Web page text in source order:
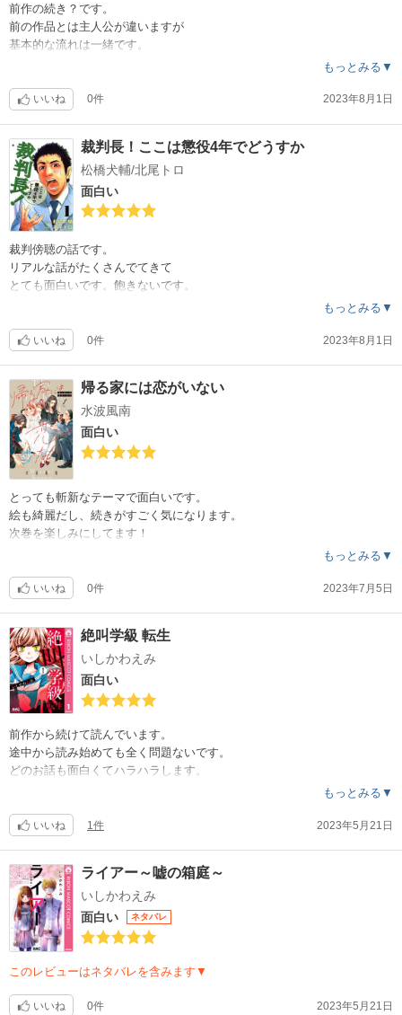
前作の続き？です。
前の作品とは主人公が違いますが
基本的な流れは一緒です。
もっとみる▼
いいね 0件 2023年8月1日
裁判長！ここは懲役4年でどうすか
松橋犬輔/北尾トロ
面白い
裁判傍聴の話です。
リアルな話がたくさんでてきて
とても面白いです。飽きないです。
もっとみる▼
いいね 0件 2023年8月1日
帰る家には恋がいない
水波風南
面白い
とっても斬新なテーマで面白いです。
絵も綺麗だし、続きがすごく気になります。
次巻を楽しみにしてます！
もっとみる▼
いいね 0件 2023年7月5日
絶叫学級 転生
いしかわえみ
面白い
前作から続けて読んでいます。
途中から読み始めても全く問題ないです。
どのお話も面白くてハラハラします。
もっとみる▼
いいね 1件 2023年5月21日
ライアー～嘘の箱庭～
いしかわえみ
面白い
ネタバレ
このレビューはネタバレを含みます▼
いいね 0件 2023年5月21日